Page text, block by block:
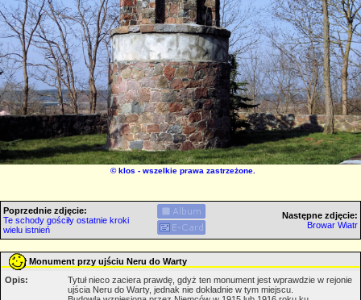
©klos - wszelkie prawa zastrzeżone.
Poprzednie zdjęcie:
Te schody gościły ostatnie kroki
wielu istnień
Następne zdjęcie:
Browar Wiatr
Monument przy ujściu Neru do Warty
Opis:
Tytuł nieco zaciera prawdę, gdyż ten monument jest wprawdzie w rejonie
ujścia Neru do Warty, jednak nie dokładnie w tym miejscu.